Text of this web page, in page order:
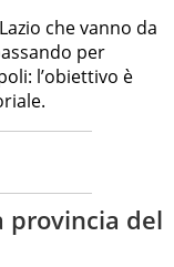
che vanno da
per
l’obiettivo è
provincia del